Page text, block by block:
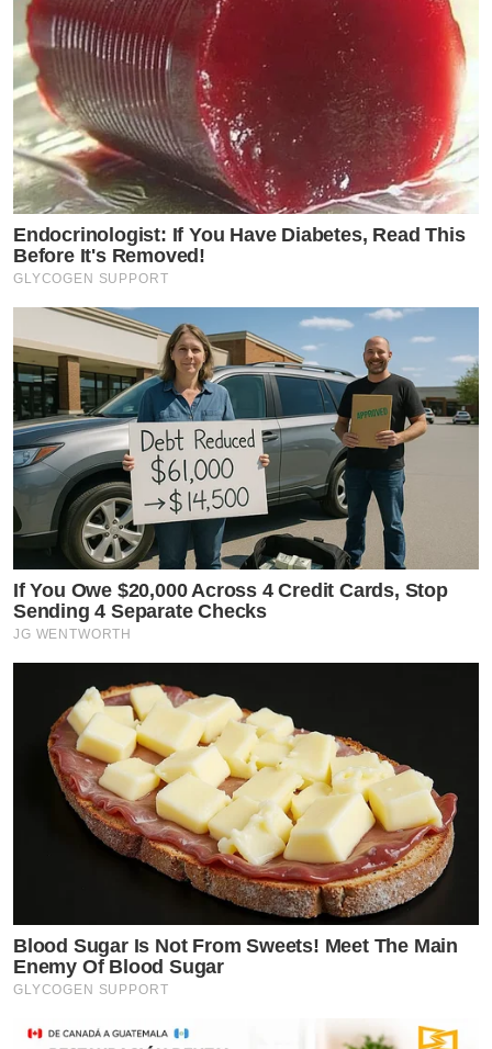
Endocrinologist: If You Have Diabetes, Read This
Before It's Removed!
GLYCOGEN SUPPORT
If You Owe $20,000 Across 4 Credit Cards, Stop
Sending 4 Separate Checks
JG WENTWORTH
Blood Sugar Is Not From Sweets! Meet The Main
Enemy Of Blood Sugar
GLYCOGEN SUPPORT